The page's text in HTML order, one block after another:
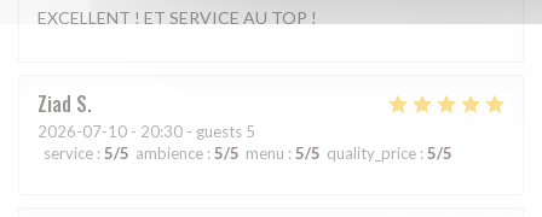
EXCELLENT ! ET SERVICE AU TOP !
Ziad S
2026-07-10 - 20:30 - guests 5
service : 5/5 ambience : 5/5 menu : 5/5 quality_price : 5/5